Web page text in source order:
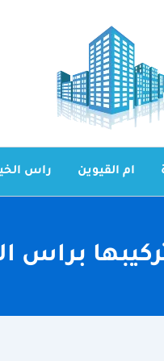
ام القيوين راس
براس